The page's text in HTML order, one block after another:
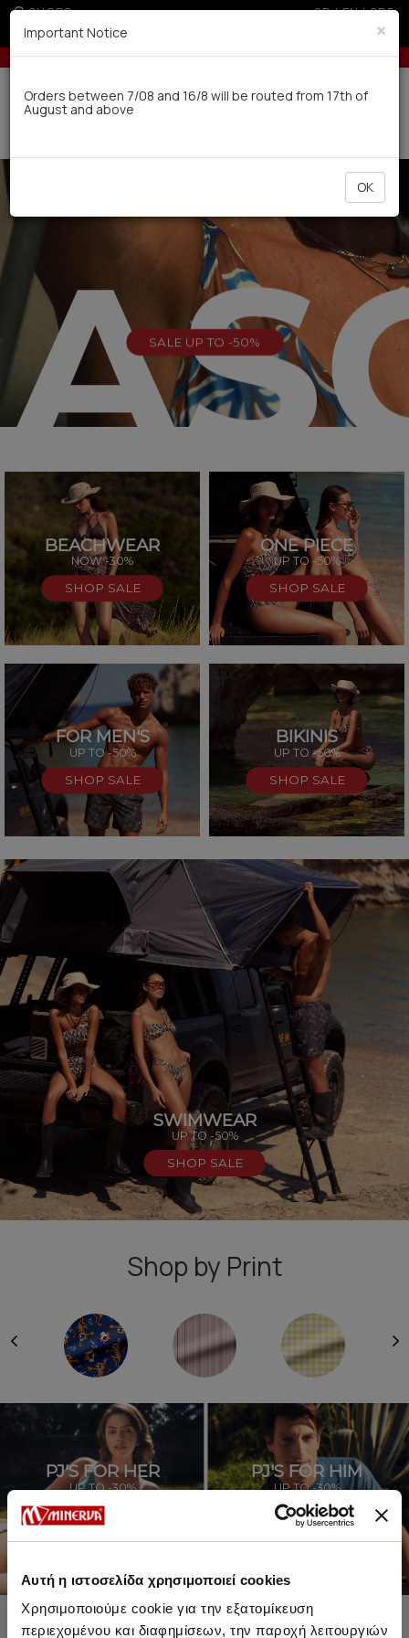
Αυτή η ιστοσελίδα χρησιμοποιεί cookies
Χρησιμοποιούμε cookie για την εξατομίκευση
περιεχομένου και διαφημίσεων, την παροχή λειτουργιών
SHOPS GR|EN|SRB
10% off for orders over 250€ for EU & 300€ for
(sale season)
Delivery in 7-9 working days via UPS
SALE UP TO -50%
BEACHWEAR
NOW -30%
SHOP SALE
ONE PIECE
UP TO -50%
SHOP SALE
FOR MEN'S
UP TO -50%
SHOP SALE
BIKINIS
UP TO -50%
SHOP SALE
SWIMWEAR
UP TO -50%
SHOP SALE
Shop by Print
PJ'S FOR HER
UP TO -30%
SHOP SALE
PJ'S FOR HIM
UP TO -30%
SHOP SALE
×
Important Notice
Orders between 7/08 and 16/8 will be routed from 17th of
August and above
OK